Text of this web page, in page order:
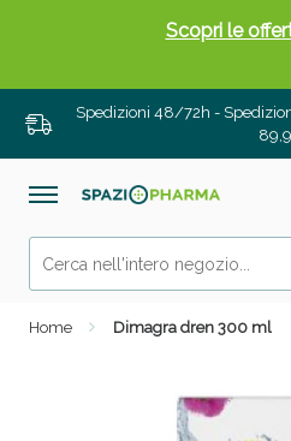
Spedizioni 48/72h -
Home Dimagra dren 300 ml
Scopri le